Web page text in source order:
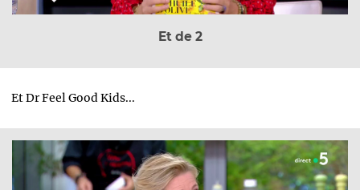
Et de 2
Et Dr Feel Good Kids...